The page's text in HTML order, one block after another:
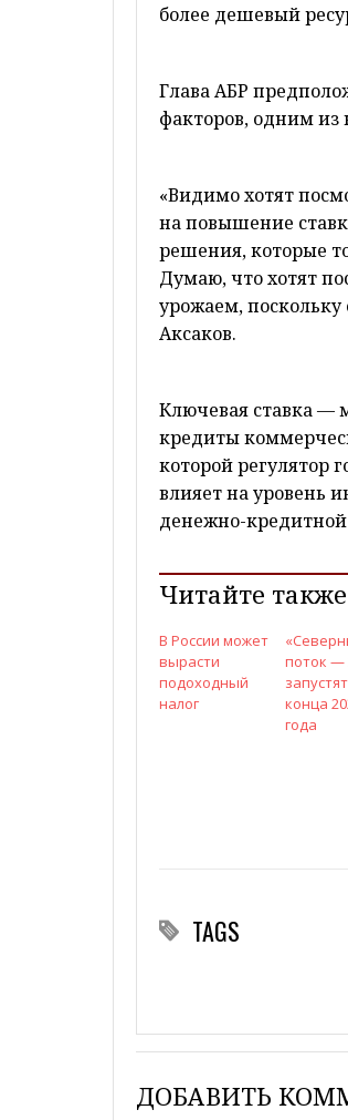
более дешевый
Глава АБР
факторов, одним из
«Видимо хотят
на повышение
решения, которые
Думаю, что хотят
урожаем, поскольку
Аксаков.
Ключевая ставка —
кредиты
которой регулятор
влияет на уровень
денежно-кредитной
Читайте также
В России может
вырасти
подоходный
налог
поток —
конца
года
TAGS
ДОБАВИТЬ